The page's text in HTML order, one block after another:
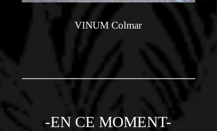
VINUM Colmar
-EN CE MOMENT-